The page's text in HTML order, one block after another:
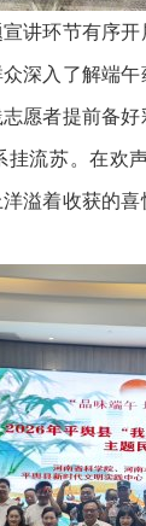
环节有序开
深入了解端
愿者提前备
流苏。在欢
溢着收获的